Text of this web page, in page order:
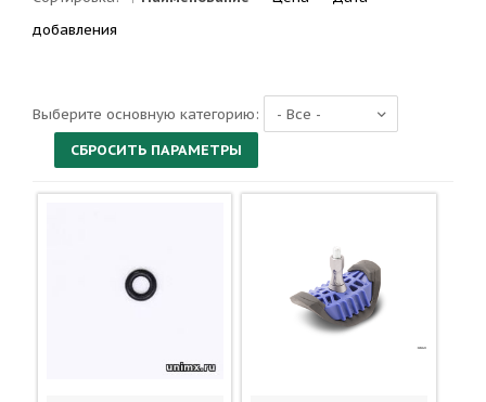
добавления
Выберите основную категорию: